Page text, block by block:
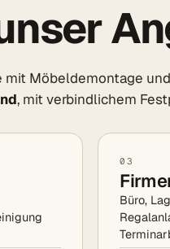
Möbeldemontage
, mit verbindlichem
03
Büro,